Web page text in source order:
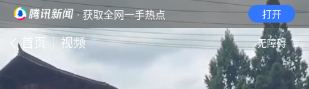
· 获取全网一手热点 打开
首页 视频 无障碍